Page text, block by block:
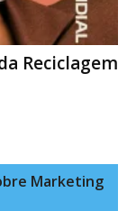
Reciclagem
Marketing